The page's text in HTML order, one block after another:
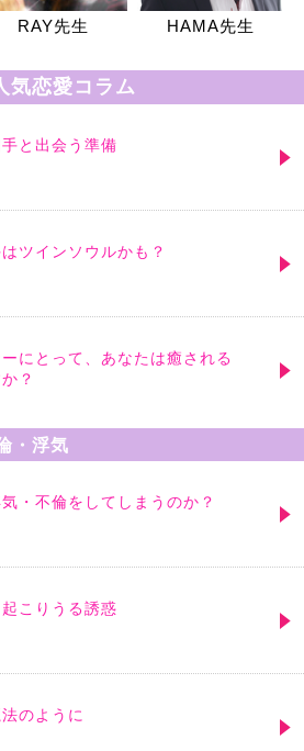
RAY先生 HAMA先生
気恋愛コラム
と出会う準備
ツインソウルかも？
にとって、あなたは癒される
？
・浮気
・不倫をしてしまうのか？
こりうる誘惑
のように